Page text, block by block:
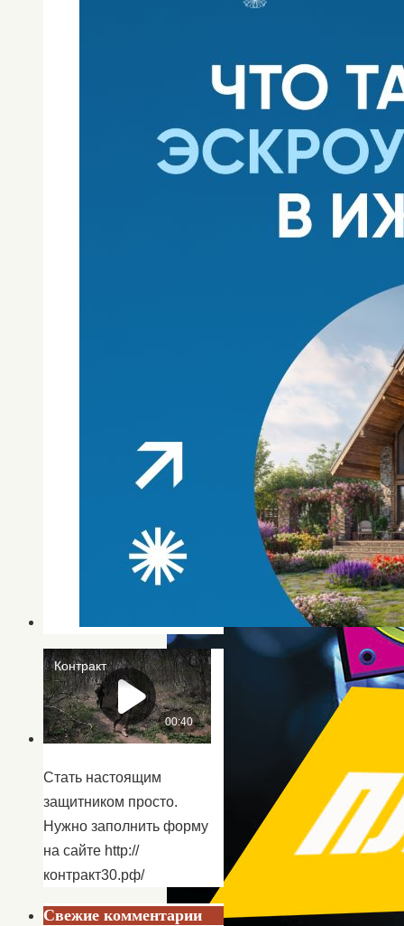
Стать настоящим
защитником просто.
Нужно заполнить форму
на сайте http://
контракт30.рф/
Свежие комментарии